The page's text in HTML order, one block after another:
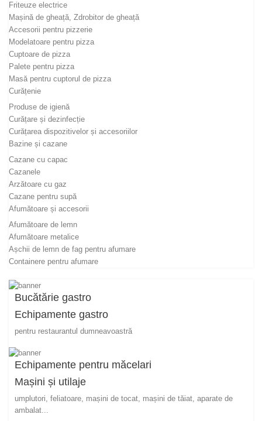
Friteuze electrice
Mașină de gheață, Zdrobitor de gheață
Accesorii pentru pizzerie
Modelatoare pentru pizza
Cuptoare de pizza
Palete pentru pizza
Masă pentru cuptorul de pizza
Curățenie
Produse de igienă
Curățare și dezinfecție
Curățarea dispozitivelor și accesoriilor
Bazine și cazane
Cazane cu capac
Cazanele
Arzătoare cu gaz
Cazane pentru supă
Afumătoare și accesorii
Afumătoare de lemn
Afumătoare metalice
Așchii de lemn de fag pentru afumare
Containere pentru afumare
Bucătărie gastro
Echipamente gastro
pentru restaurantul dumneavoastră
Echipamente pentru măcelari
Mașini și utilaje
umplutori, feliatoare, mașini de tocat, mașini de tăiat, aparate de
ambalat...